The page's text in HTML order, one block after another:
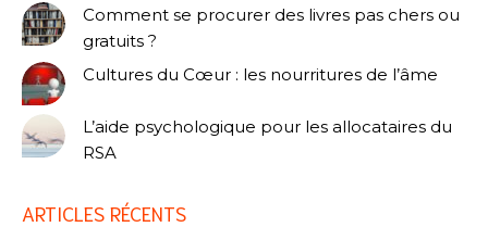
Comment se procurer des livres pas chers ou
gratuits ?
Cultures du Cœur : les nourritures de l’âme
L’aide psychologique pour les allocataires du
RSA
ARTICLES RÉCENTS